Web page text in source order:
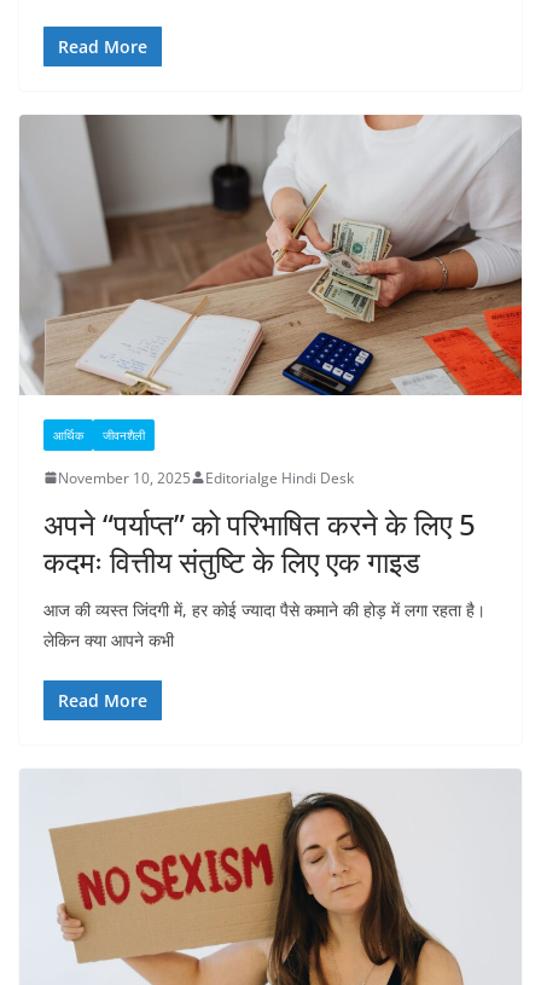
Read More
आर्थिक जीवनशैली
November 10, 2025 Editorialge Hindi Desk
अपने “पर्याप्त” को परिभाषित करने के लिए 5
कदमः वित्तीय संतुष्टि के लिए एक गाइड
आज की व्यस्त जिंदगी में, हर कोई ज्यादा पैसे कमाने की होड़ में लगा रहता है।
लेकिन क्या आपने कभी
Read More